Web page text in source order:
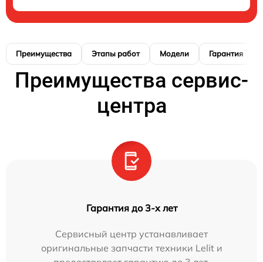
Преимущества Этапы работ Модели Гарантия
Преимущества сервис-
центра
Гарантия до 3-х лет
Сервисный центр устанавливает
оригинальные запчасти техники Lelit и